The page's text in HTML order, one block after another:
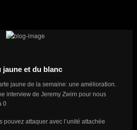
jaune et du blanc
jaune de la semaine: une amélioration.
interview de Jeremy Zwirn pour nous
0
pouvez attaquer avec l’unité attachée